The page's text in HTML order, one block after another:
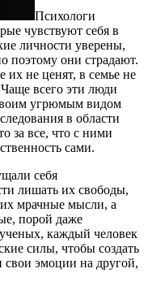
Психологи
чувствуют себя в
личности уверены,
поэтому они страдают.
их не ценят, в семье не
всего эти люди
угрюмым видом
в области
за все, что с ними
сами.
себя
лишать их свободы,
мрачные мысли, а
порой даже
каждый человек
силы, чтобы создать
свои эмоции на другой,